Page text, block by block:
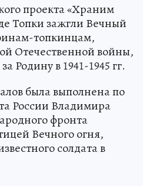
проекта «Храним
Топки зажгли Вечный
топкинцам,
Отечественной войны,
Родину в 1941-1945 гг.
была выполнена по
России Владимира
фронта
Вечного огня,
солдата в